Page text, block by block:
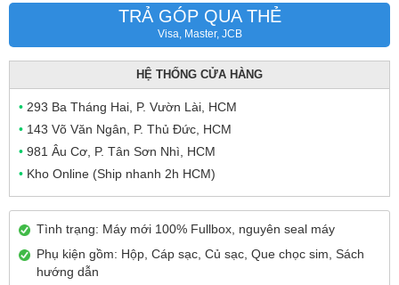
TRẢ GÓP QUA THẺ
Visa, Master, JCB
HỆ THỐNG CỬA HÀNG
• 293 Ba Tháng Hai, P. Vườn Lài, HCM
• 143 Võ Văn Ngân, P. Thủ Đức, HCM
• 981 Âu Cơ, P. Tân Sơn Nhì, HCM
• Kho Online (Ship nhanh 2h HCM)
Tình trạng: Máy mới 100% Fullbox, nguyên seal máy
Phụ kiện gồm: Hộp, Cáp sạc, Củ sạc, Que chọc sim, Sách
hướng dẫn